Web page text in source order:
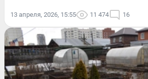
13 апреля, 2026, 15:55 11 474 16